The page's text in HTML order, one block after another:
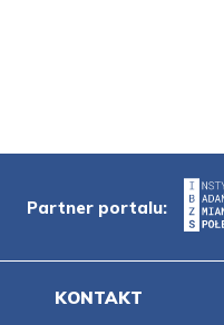
Partner portalu:
KONTAKT